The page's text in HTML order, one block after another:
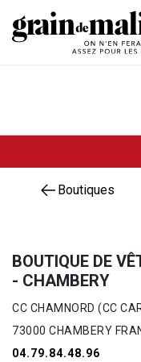
Boutiques
BOUTIQUE DE
- CHAMBERY
CC CHAMNORD (CC
73000 CHAMBERY
04.79.84.48.96